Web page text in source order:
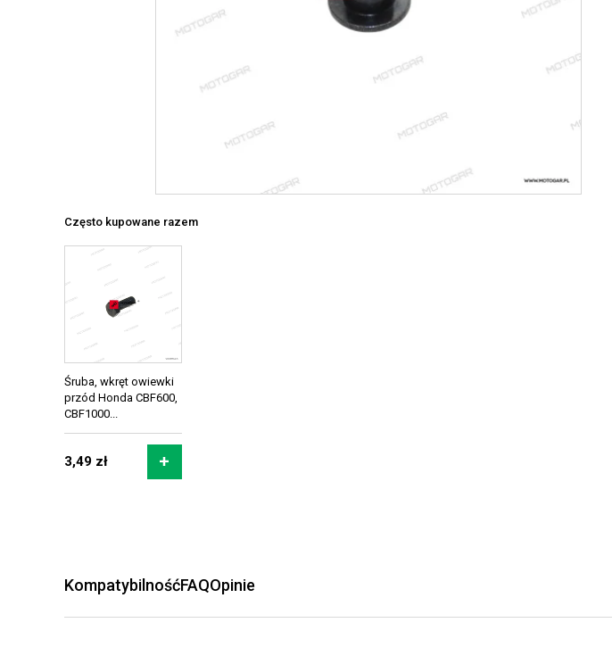
Często kupowane razem
Śruba, wkręt owiewki
przód Honda CBF600,
CBF1000...
3,49 zł
KompatybilnośćFAQOpinie